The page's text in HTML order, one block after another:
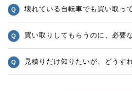
壊れている自転車でも買い取っ
買い取りしてもらうのに、必要
見積りだけ知りたいが、どうす